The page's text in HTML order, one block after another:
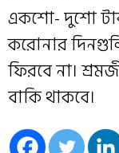
একশো- দুশো
করোনার
ফিরবে না।
বাকি থাকবে।